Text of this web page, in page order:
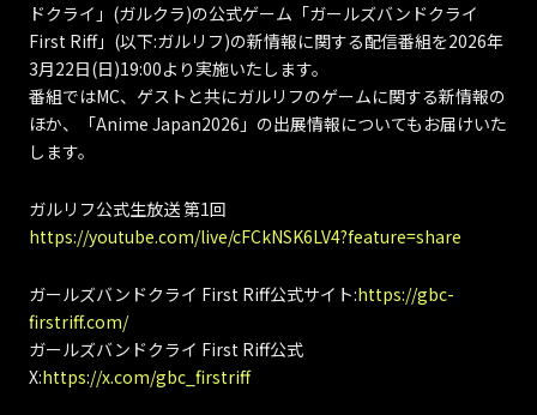
ドクライ」(ガルクラ)の公式ゲーム「ガールズバンドクライ
First Riff」(以下:ガルリフ)の新情報に関する配信番組を2026年
3月22日(日)19:00より実施いたします。
番組ではMC、ゲストと共にガルリフのゲームに関する新情報の
ほか、「Anime Japan2026」の出展情報についてもお届けいた
します。
ガルリフ公式生放送 第1回
https://youtube.com/live/cFCkNSK6LV4?feature=share
ガールズバンドクライ First Riff公式サイト:https://gbc-
firstriff.com/
ガールズバンドクライ First Riff公式
X:https://x.com/gbc_firstriff